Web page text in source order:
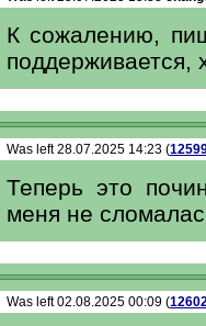
К сожалению,
поддерживается,
Was left 28.07.2025 14:23 (
Теперь это
меня не
Was left 02.08.2025 00:09 (